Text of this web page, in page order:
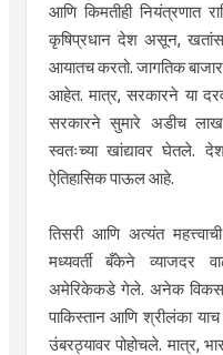
आणि किमतीही नियंत्रणात
कृषिप्रधान देश असून,
आयातच करतो. जागतिक
आहेत. मात्र, सरकारने या
सरकारने सुमारे अडीच
स्वतःच्या खांद्यावर घेतले.
ऐतिहासिक पाऊल आहे.
तिसरी आणि अत्यंत
मध्यवर्ती बँकेने व्याजदर
अमेरिकेकडे गेले. अनेक
पाकिस्तान आणि श्रीलंका याच
उंबरठ्यावर पोहोचले. मात्र,